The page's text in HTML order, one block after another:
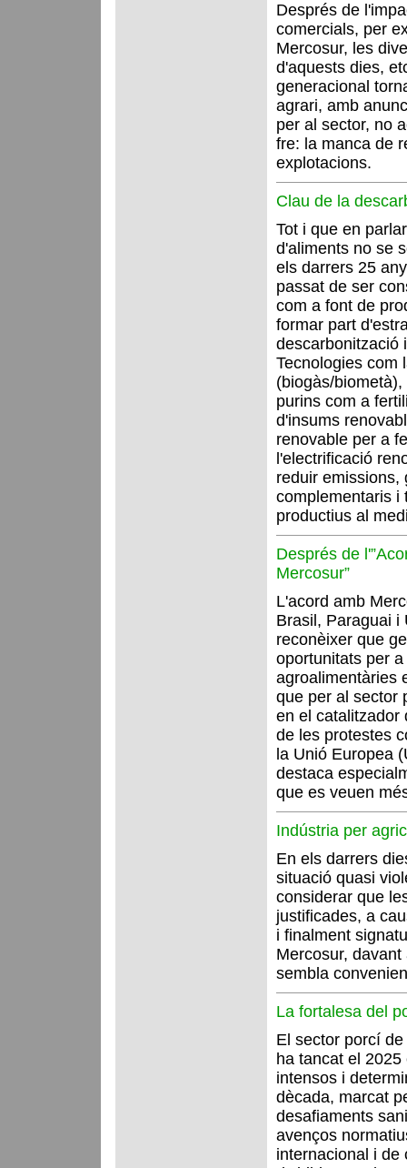
Després de
comercials, per
Mercosur, les
d'aquests dies,
generacional
agrari, amb
per al sector, no
fre: la manca de
explotacions.
Clau de la
Tot i que en
d'aliments no se
els darrers 25
passat de ser
com a font de
formar part
descarbonització
Tecnologies com
(biogàs/
purins com a
d'insums
renovable per a
l'electrificació
reduir emissions,
complementaris i
productius al
Després de
Mercosur”
L'acord amb
Brasil, Paraguai i
reconèixer que
oportunitats per
agroalimentàries
que per al sector
en el catalitzador
de les protestes
la Unió Europea
destaca
que es veuen
Indústria per
En els darrers
situació quasi
considerar que
justificades, a
i finalment
Mercosur,
sembla
La fortalesa del
El sector porcí
ha tancat el
intensos i
dècada, marcat
desafiaments
avenços
internacional i de